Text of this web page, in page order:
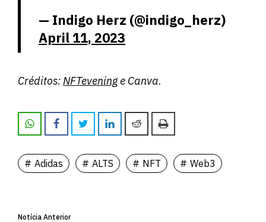
— Indigo Herz (@indigo_herz)
April 11, 2023
Créditos:NFTeveninge Canva.
Adidas ALTS NFT Web3
Notícia Anterior